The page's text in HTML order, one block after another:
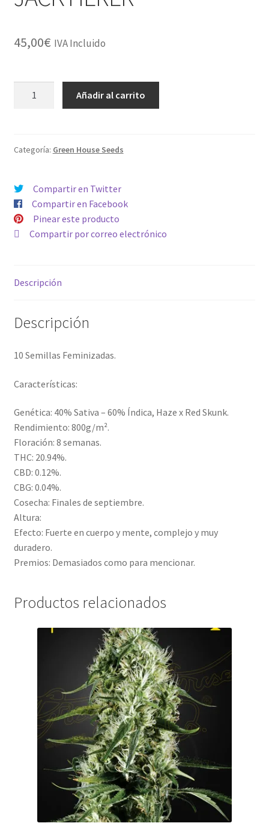
45,00€ IVA Incluido
Añadir al carrito
Categoría: Green House Seeds
Compartir en Twitter
Compartir en Facebook
Pinear este producto
Compartir por correo electrónico
Descripción
Descripción
10 Semillas Feminizadas.
Características:
Genética: 40% Sativa – 60% Índica, Haze x Red Skunk.
Rendimiento: 800g/m².
Floración: 8 semanas.
THC: 20.94%.
CBD: 0.12%.
CBG: 0.04%.
Cosecha: Finales de septiembre.
Altura:
Efecto: Fuerte en cuerpo y mente, complejo y muy
duradero.
Premios: Demasiados como para mencionar.
Productos relacionados